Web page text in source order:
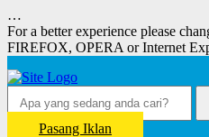
…
For a better experience please
FIREFOX, OPERA or Internet
Pasang Iklan